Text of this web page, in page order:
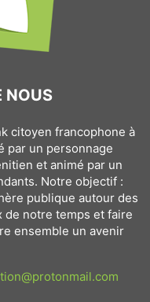
NOUS
citoyen francophone à
par un personnage
et animé par un
Notre objectif :
publique autour des
de notre temps et faire
ensemble un avenir